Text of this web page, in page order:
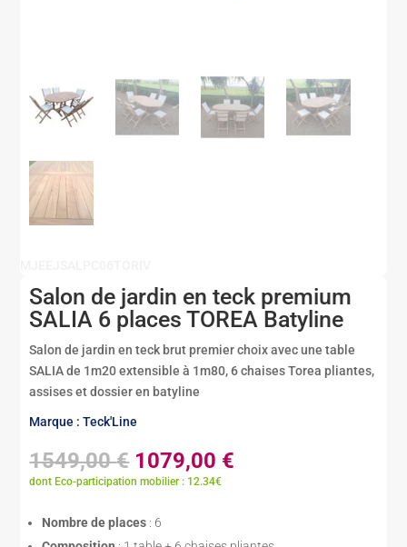
Salon de jardin en teck premium
SALIA 6 places TOREA Batyline
Salon de jardin en teck brut premier choix avec une table
SALIA de 1m20 extensible à 1m80, 6 chaises Torea pliantes,
assises et dossier en batyline
Marque : Teck'Line
1549,00€ Le
prix
était :
1079,00 €
dont Eco-participation mobilier : 12.34€
Nombre de places : 6